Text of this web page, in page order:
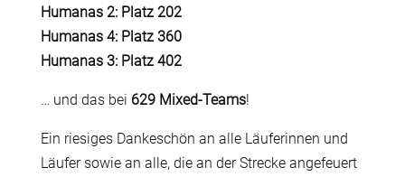
Humanas 2: Platz 202
Humanas 4: Platz 360
Humanas 3: Platz 402
… und das bei 629 Mixed-Teams!
Ein riesiges Dankeschön an alle Läuferinnen und
Läufer sowie an alle, die an der Strecke angefeuert